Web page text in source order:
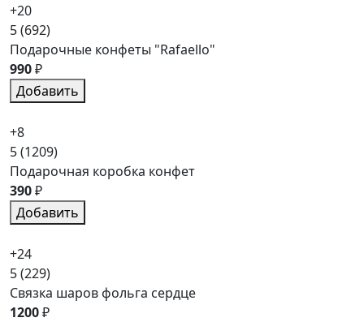
+20
5(692)
Подарочные конфеты "Rafaello"
990₽
Добавить
+8
5(1209)
Подарочная коробка конфет
390₽
Добавить
+24
5(229)
Связка шаров фольга сердце
1200₽